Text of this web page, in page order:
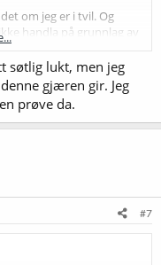
om jeg er i tvil. Og
handla på grunnlag av
søtlig lukt, men jeg
gjæren gir. Jeg
prøve da.
#7